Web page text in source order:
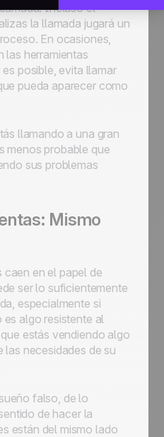
Incluso el
la llamada jugará un
En ocasiones,
las herramientas
posible, evita llamar
pueda aparecer como
llamando a una gran
menos probable que
sus problemas
Mismo
en el papel de
ser lo suficientemente
especialmente si
algo resistente al
estás vendiendo algo
las necesidades de su
falso, de lo
de hacer la
están del mismo lado